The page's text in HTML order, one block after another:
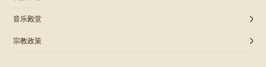
音乐殿堂
宗教政策